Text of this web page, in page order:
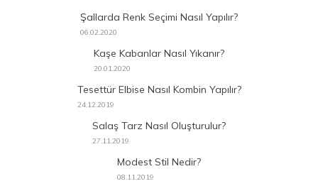
Şallarda Renk Seçimi Nasıl Yapılır?
06.02.2020
Kaşe Kabanlar Nasıl Yıkanır?
20.01.2020
Tesettür Elbise Nasıl Kombin Yapılır?
24.12.2019
Salaş Tarz Nasıl Oluşturulur?
27.11.2019
Modest Stil Nedir?
08.11.2019